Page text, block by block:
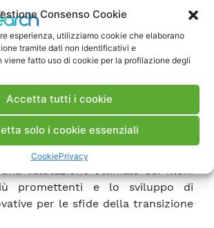
Consenso Cookie
esperienza, utilizziamo cookie che elaborano
tramite dati non identificativi e
viene fatto uso di cookie per la profilazione degli
Accetta tutti i cookie
solo i cookie essenziali
CookiePrivacy
sono state svolte nell’ottica
internazionale è
per l’innovazione del sistema
favorisce un efficace scambio
consente infatti di condividere i
sviluppati in altri paesi,
valutazione ottimale dei filoni
promettenti e lo sviluppo di
per le sfide della transizione